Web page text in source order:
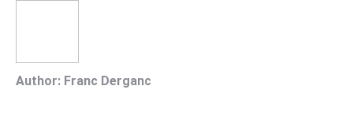
Author: Franc Derganc